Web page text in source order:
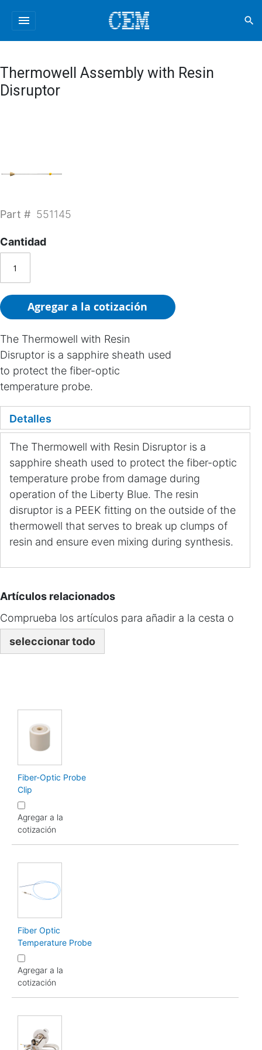
menu search
Thermowell Assembly with Resin
Disruptor
Part # 551145
Cantidad
Agregar a la cotización
The Thermowell with Resin
Disruptor is a sapphire sheath used
to protect the fiber-optic
temperature probe.
Detalles
The Thermowell with Resin Disruptor is a
sapphire sheath used to protect the fiber-optic
temperature probe from damage during
operation of the Liberty Blue. The resin
disruptor is a PEEK fitting on the outside of the
thermowell that serves to break up clumps of
resin and ensure even mixing during synthesis.
Artículos relacionados
Comprueba los artículos para añadir a la cesta o
seleccionar todo
Fiber-Optic Probe
Clip
Agregar a la
cotización
Fiber Optic
Temperature Probe
Agregar a la
cotización